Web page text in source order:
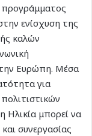
προγράμματος
ενίσχυση της
καλών
Ευρώπη.​ Μέσα
για
Ηλικία μπορεί να
συνεργασίας